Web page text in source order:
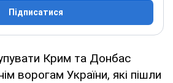
Підписатися
Крим та Донбас
ворогам України, які пішли